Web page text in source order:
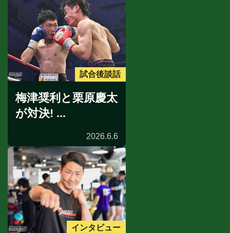
試合後談話
梅津奨利と栗原慶太
が対決! ...
2026.6.6
インタビュー